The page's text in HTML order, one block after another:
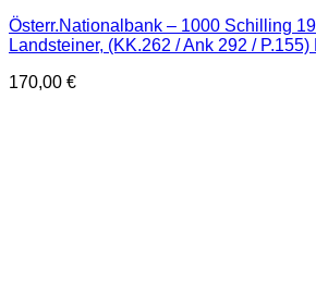
Österr.Nationalbank – 1000 Schilling
Landsteiner, (KK.262 / Ank 292 / P.155)
170,00 €